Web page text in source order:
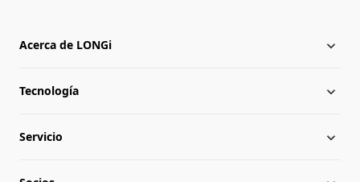
Acerca de LONGi
Acerca de LONGi
Hitos
Tecnología
Novedades
Servicio